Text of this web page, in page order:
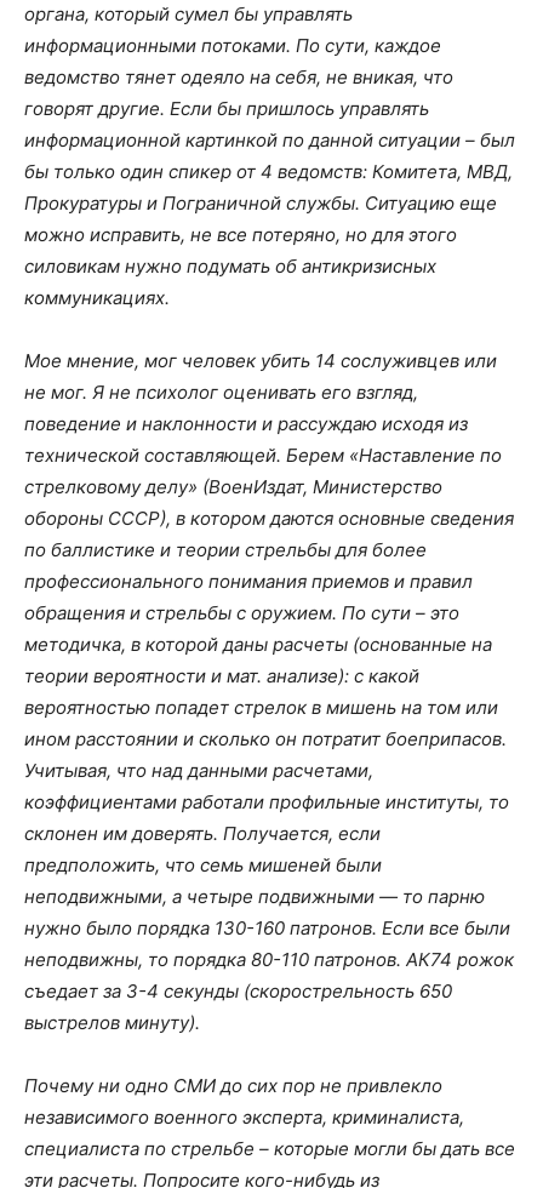
органа, который сумел бы управлять
информационными потоками. По сути, каждое
ведомство тянет одеяло на себя, не вникая, что
говорят другие. Если бы пришлось управлять
информационной картинкой по данной ситуации – был
бы только один спикер от 4 ведомств: Комитета, МВД,
Прокуратуры и Пограничной службы. Ситуацию еще
можно исправить, не все потеряно, но для этого
силовикам нужно подумать об антикризисных
коммуникациях.
Мое мнение, мог человек убить 14 сослуживцев или
не мог. Я не психолог оценивать его взгляд,
поведение и наклонности и рассуждаю исходя из
технической составляющей. Берем «Наставление по
стрелковому делу» (ВоенИздат, Министерство
обороны СССР), в котором даются основные сведения
по баллистике и теории стрельбы для более
профессионального понимания приемов и правил
обращения и стрельбы с оружием. По сути – это
методичка, в которой даны расчеты (основанные на
теории вероятности и мат. анализе): с какой
вероятностью попадет стрелок в мишень на том или
ином расстоянии и сколько он потратит боеприпасов.
Учитывая, что над данными расчетами,
коэффициентами работали профильные институты, то
склонен им доверять. Получается, если
предположить, что семь мишеней были
неподвижными, а четыре подвижными — то парню
нужно было порядка 130-160 патронов. Если все были
неподвижны, то порядка 80-110 патронов. АК74 рожок
съедает за 3-4 секунды (скорострельность 650
выстрелов минуту).
Почему ни одно СМИ до сих пор не привлекло
независимого военного эксперта, криминалиста,
специалиста по стрельбе – которые могли бы дать все
эти расчеты. Попросите кого-нибудь из